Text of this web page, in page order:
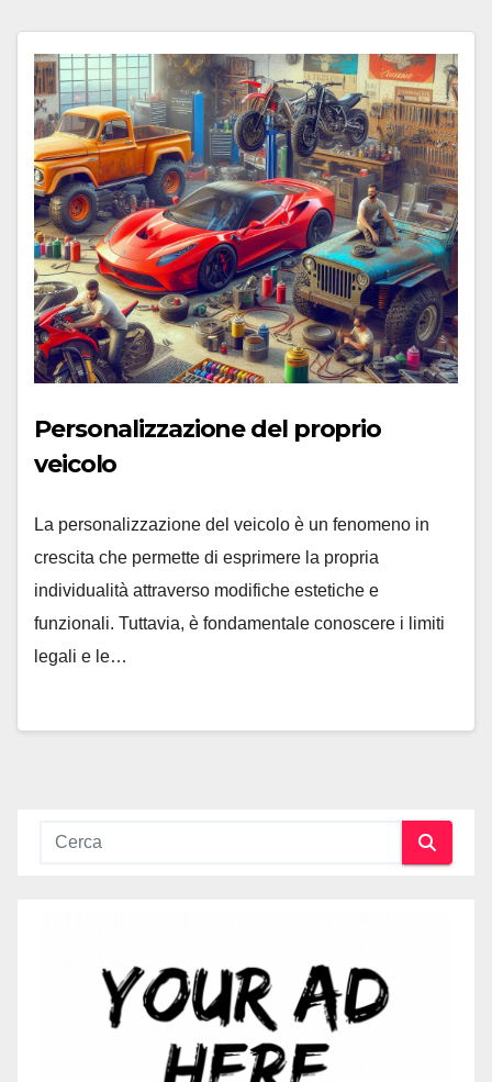
Personalizzazione del proprio
veicolo
La personalizzazione del veicolo è un fenomeno in
crescita che permette di esprimere la propria
individualità attraverso modifiche estetiche e
funzionali. Tuttavia, è fondamentale conoscere i limiti
legali e le…